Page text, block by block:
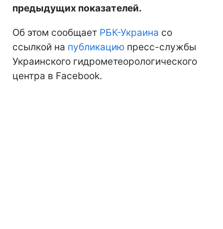
предыдущих показателей.
Об этом сообщает РБК-Украина со
ссылкой на публикацию пресс-службы
Украинского гидрометеорологического
центра в Facebook.